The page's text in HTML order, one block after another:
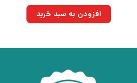
۷۲۰,۰۰۰تومان
بود.
۵۱۴,۸۰۰تومان.افزودن به سبد خرید